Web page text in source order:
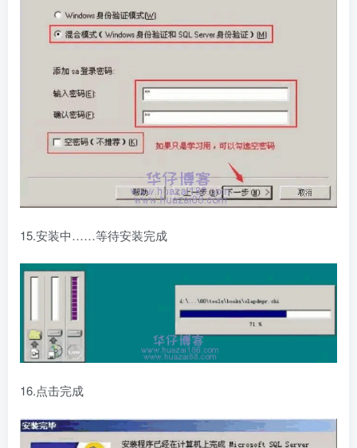
15.安装中……等待安装完成
16.点击完成